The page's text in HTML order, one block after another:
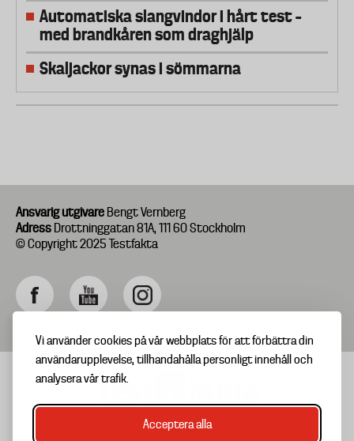
Vi använder cookies på vår webbplats för att förbättra din
användarupplevelse, tillhandahålla personligt innehåll och
analysera vår trafik.
Acceptera alla
Automatiska slangvindor i hårt test –
med brandkåren som draghjälp
Skaljackor synas i sömmarna
Ansvarig utgivare Bengt Vernberg
Adress Drottninggatan 81A, 111 60 Stockholm
© Copyright 2025 Testfakta
TIPSA OSS